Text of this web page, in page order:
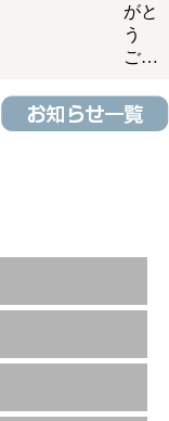
がと
う
ご…